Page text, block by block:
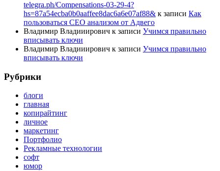
telegra.ph/Compensations-03-29-4?
hs=87a54ecba0b0aaffee8dac6a6e07af88& к записи Как
пользоваться СЕО анализом от Адвего
Владимир Владииирович к записи Учимся правильно
вписывать ключи
Владимир Владииирович к записи Учимся правильно
вписывать ключи
Рубрики
блоги
главная
копирайтинг
личное
маркетинг
Портфолио
Рекламные технологии
софт
юмор